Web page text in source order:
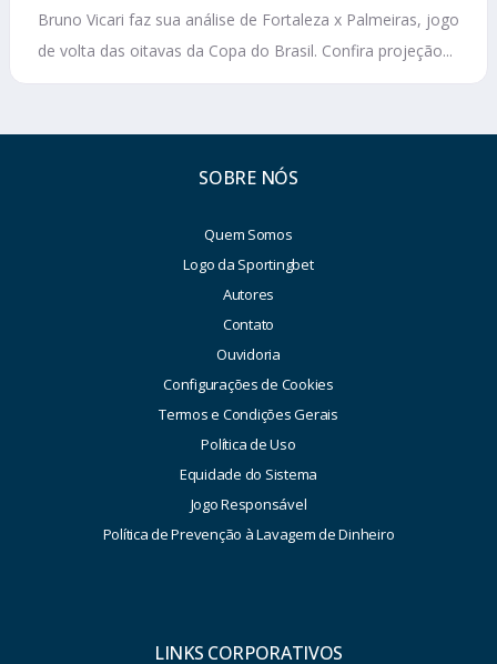
Bruno Vicari faz sua análise de Fortaleza x Palmeiras, jogo
de volta das oitavas da Copa do Brasil. Confira projeção...
SOBRE NÓS
Quem Somos
Logo da Sportingbet
Autores
Contato
Ouvidoria
Configurações de Cookies
Termos e Condições Gerais
Política de Uso
Equidade do Sistema
Jogo Responsável
Política de Prevenção à Lavagem de Dinheiro
LINKS CORPORATIVOS